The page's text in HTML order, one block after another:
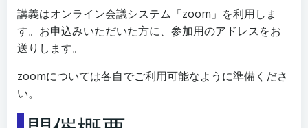
講義はオンライン会議システム「zoom」を利用しま
す。お申込みいただいた方に、参加用のアドレスをお
送りします。
zoomについては各自でご利用可能なように準備くださ
い。